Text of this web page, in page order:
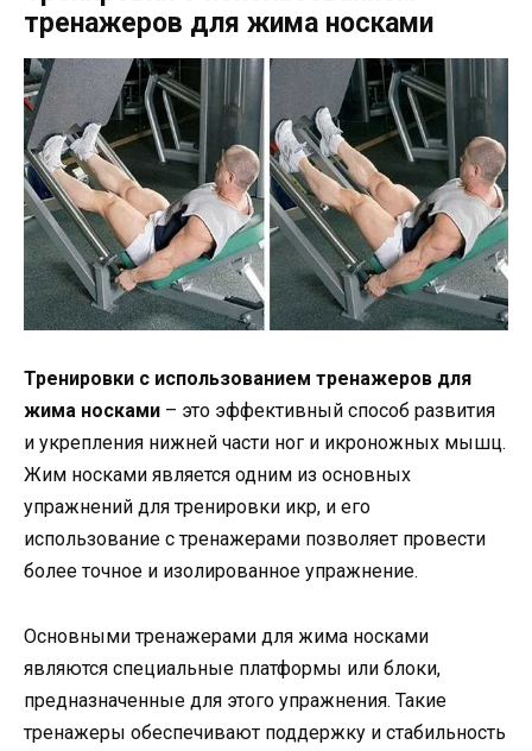
тренажеров для жима носками
Тренировки с использованием тренажеров для
жима носками – это эффективный способ развития
и укрепления нижней части ног и икроножных мышц.
Жим носками является одним из основных
упражнений для тренировки икр, и его
использование с тренажерами позволяет провести
более точное и изолированное упражнение.
Основными тренажерами для жима носками
являются специальные платформы или блоки,
предназначенные для этого упражнения. Такие
тренажеры обеспечивают поддержку и стабильность